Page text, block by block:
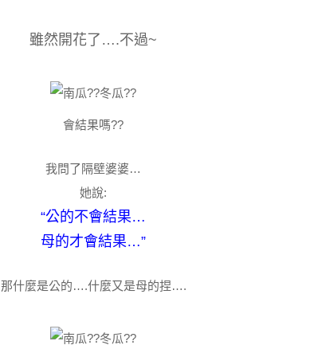
雖然開花了….不過~
會結果嗎??
我問了隔壁婆婆…
她說:
“公的不會結果…
母的才會結果…”
那什麼是公的….什麼又是母的捏….